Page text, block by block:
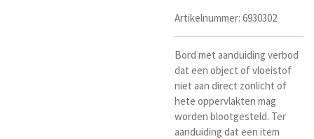
Artikelnummer: 6930302
Bord met aanduiding verbod
dat een object of vloeistof
niet aan direct zonlicht of
hete oppervlakten mag
worden blootgesteld. Ter
aanduiding dat een item